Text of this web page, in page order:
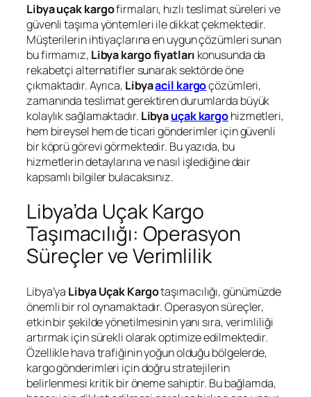
Libya uçakkargofirmaları, hızlı teslimat süreleri ve
güvenli taşıma yöntemleri ile dikkat çekmektedir.
Müşterilerin ihtiyaçlarına en uygun çözümleri sunan
bu firmamız, Libya kargo fiyatları konusunda da
rekabetçi alternatifler sunarak sektörde öne
çıkmaktadır. Ayrıca, Libyaacil kargoçözümleri,
zamanında teslimat gerektiren durumlarda büyük
kolaylık sağlamaktadır. Libyauçak kargohizmetleri,
hem bireysel hem de ticari gönderimler için güvenli
bir köprü görevi görmektedir. Bu yazıda, bu
hizmetlerin detaylarına ve nasıl işlediğine dair
kapsamlı bilgiler bulacaksınız.
Libya’da Uçak Kargo
Taşımacılığı: Operasyon
Süreçler ve Verimlilik
Libya’ya Libya Uçak Kargotaşımacılığı, günümüzde
önemli bir rol oynamaktadır. Operasyon süreçler,
etkin bir şekilde yönetilmesinin yanı sıra, verimliliği
artırmak için sürekli olarak optimize edilmektedir.
Özellikle hava trafiğinin yoğun olduğu bölgelerde,
kargo gönderimleri için doğru stratejilerin
belirlenmesi kritik bir öneme sahiptir. Bu bağlamda,